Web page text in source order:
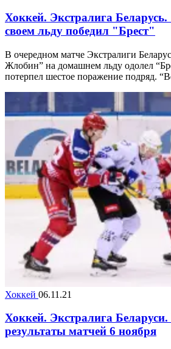
Хоккей. Экстралига
своем льду победил "Брест"
В очередном матче Экстралиги
Жлобин” на домашнем льду одолел
потерпел шестое поражение подряд.
Хоккей 06.11.21
Хоккей. Экстралига Беларуси.
результаты матчей 6 ноября